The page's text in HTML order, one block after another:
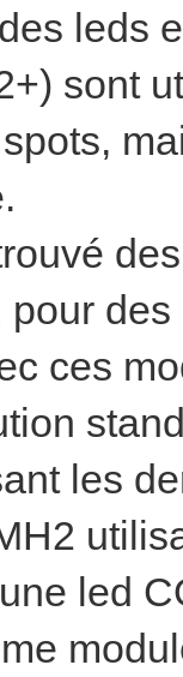
leds
sont
ces
les
led